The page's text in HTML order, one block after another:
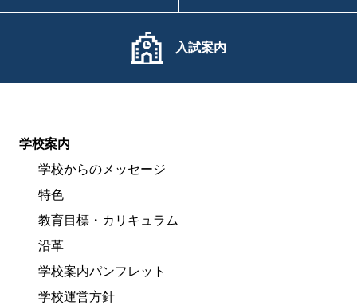
入試案内
学校案内
学校からのメッセージ
特色
教育目標・カリキュラム
沿革
学校案内パンフレット
学校運営方針